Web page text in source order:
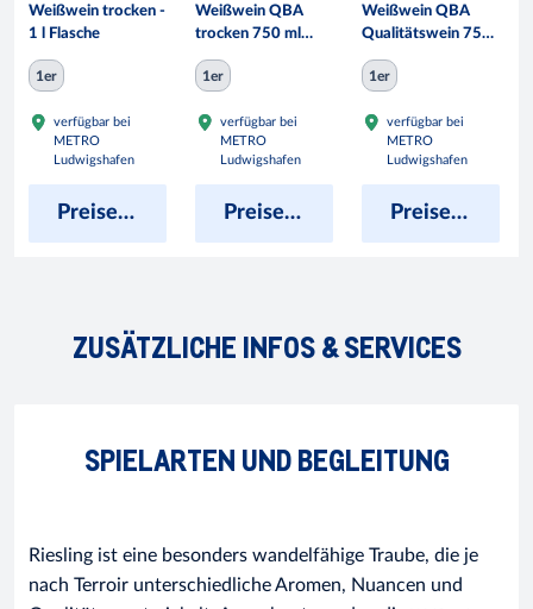
Weißwein trocken -
1 l Flasche
1er
verfügbar bei
METRO
Ludwigshafen
Preise anzeigen
Weißwein QBA
trocken 750 ml
Flasche
1er
verfügbar bei
METRO
Ludwigshafen
Preise anzeigen
Weißwein QBA
Qualitätswein 750
ml Flasche
1er
verfügbar bei
METRO
Ludwigshafen
Preise anzeigen
ZUSÄTZLICHE INFOS & SERVICES
SPIELARTEN UND BEGLEITUNG
Riesling ist eine besonders wandelfähige Traube, die je
nach Terroir unterschiedliche Aromen, Nuancen und